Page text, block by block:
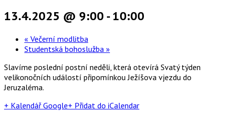
13.4.2025 @ 9:00 -10:00
« Večerní modlitba
Studentská bohoslužba »
Slavíme poslední postní neděli, která otevírá Svatý týden
velikonočních událostí připomínkou Ježíšova vjezdu do
Jeruzaléma.
+ Kalendář Google+ Přidat do iCalendar